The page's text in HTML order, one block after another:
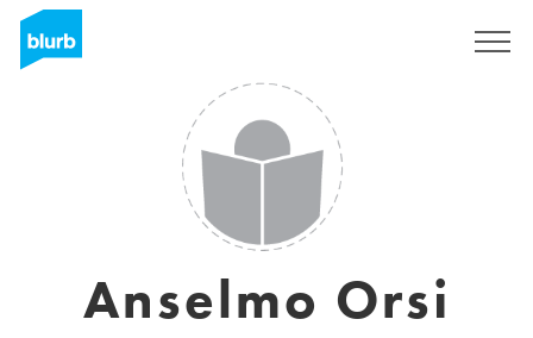
Anselmo Orsi